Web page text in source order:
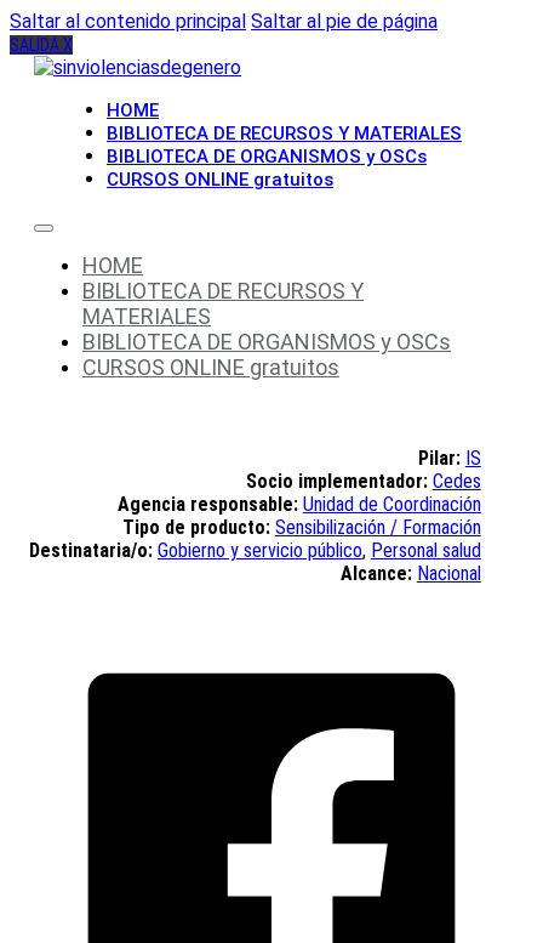
Saltar al contenido principal Saltar al pie de página
SALIDA X
HOME
BIBLIOTECA DE RECURSOS Y MATERIALES
BIBLIOTECA DE ORGANISMOS y OSCs
CURSOS ONLINE gratuitos
HOME
BIBLIOTECA DE RECURSOS Y
MATERIALES
BIBLIOTECA DE ORGANISMOS y OSCs
CURSOS ONLINE gratuitos
Pilar: IS
Socio implementador: Cedes
Agencia responsable: Unidad de Coordinación
Tipo de producto: Sensibilización / Formación
Destinataria/o: Gobierno y servicio público, Personal salud
Alcance: Nacional